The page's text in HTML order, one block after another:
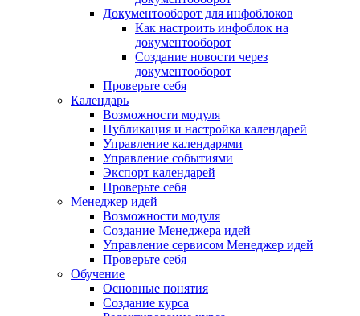
Документооборот для инфоблоков
Как настроить инфоблок на
документооборот
Создание новости через
документооборот
Проверьте себя
Календарь
Возможности модуля
Публикация и настройка календарей
Управление календарями
Управление событиями
Экспорт календарей
Проверьте себя
Менеджер идей
Возможности модуля
Создание Менеджера идей
Управление сервисом Менеджер идей
Проверьте себя
Обучение
Основные понятия
Создание курса